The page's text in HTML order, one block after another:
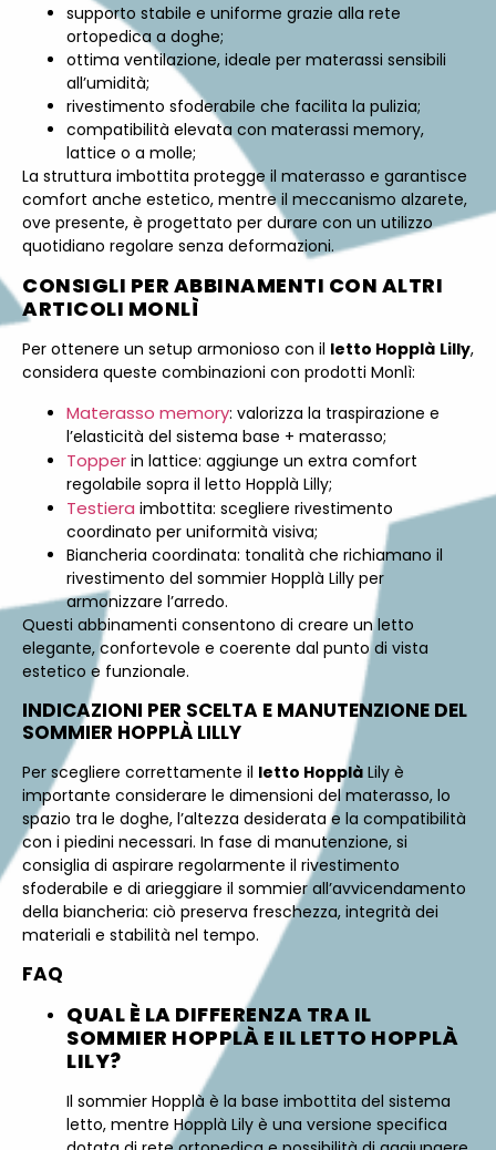
supporto stabile e uniforme grazie alla rete
ortopedica a doghe;
ottima ventilazione, ideale per materassi sensibili
all’umidità;
rivestimento sfoderabile che facilita la pulizia;
compatibilità elevata con materassi memory,
lattice o a molle;
La struttura imbottita protegge il materasso e garantisce
comfort anche estetico, mentre il meccanismo alzarete,
ove presente, è progettato per durare con un utilizzo
quotidiano regolare senza deformazioni.
CONSIGLI PER ABBINAMENTI CON ALTRI
ARTICOLI MONLÌ
Per ottenere un setup armonioso con il letto Hopplà Lilly,
considera queste combinazioni con prodotti Monlì:
Materasso memory: valorizza la traspirazione e
l’elasticità del sistema base + materasso;
Topper in lattice: aggiunge un extra comfort
regolabile sopra il letto Hopplà Lilly;
Testiera imbottita: scegliere rivestimento
coordinato per uniformità visiva;
Biancheria coordinata: tonalità che richiamano il
rivestimento del sommier Hopplà Lilly per
armonizzare l’arredo.
Questi abbinamenti consentono di creare un letto
elegante, confortevole e coerente dal punto di vista
estetico e funzionale.
INDICAZIONI PER SCELTA E MANUTENZIONE DEL
SOMMIER HOPPLÀ LILLY
Per scegliere correttamente il letto Hopplà Lily è
importante considerare le dimensioni del materasso, lo
spazio tra le doghe, l’altezza desiderata e la compatibilità
con i piedini necessari. In fase di manutenzione, si
consiglia di aspirare regolarmente il rivestimento
sfoderabile e di arieggiare il sommier all’avvicendamento
della biancheria: ciò preserva freschezza, integrità dei
materiali e stabilità nel tempo.
FAQ
QUAL È LA DIFFERENZA TRA IL
SOMMIER HOPPLÀ E IL LETTO HOPPLÀ
LILY?
Il sommier Hopplà è la base imbottita del sistema
letto, mentre Hopplà Lily è una versione specifica